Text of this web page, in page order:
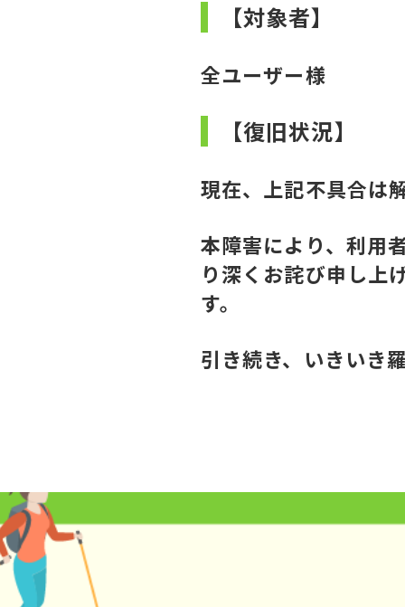
【対象者】
全ユーザー様
【復旧状況】
現在、上記不具合は
本障害により、利用
り深くお詫び申し上
す。
引き続き、いきいき